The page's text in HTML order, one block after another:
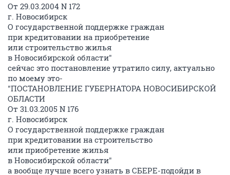
От 29.03.2004 N 172
г. Новосибирск
О государственной поддержке граждан
при кредитовании на приобретение
или строительство жилья
в Новосибирской области"
сейчас это постановление утратило силу, актуально
по моему это-
"ПОСТАНОВЛЕНИЕ ГУБЕРНАТОРА НОВОСИБИРСКОЙ
ОБЛАСТИ
От 31.03.2005 N 176
г. Новосибирск
О государственной поддержке граждан
при кредитовании на строительство
или приобретение жилья
в Новосибирской области"
а вообще лучше всего узнать в СБЕРЕ-подойди в